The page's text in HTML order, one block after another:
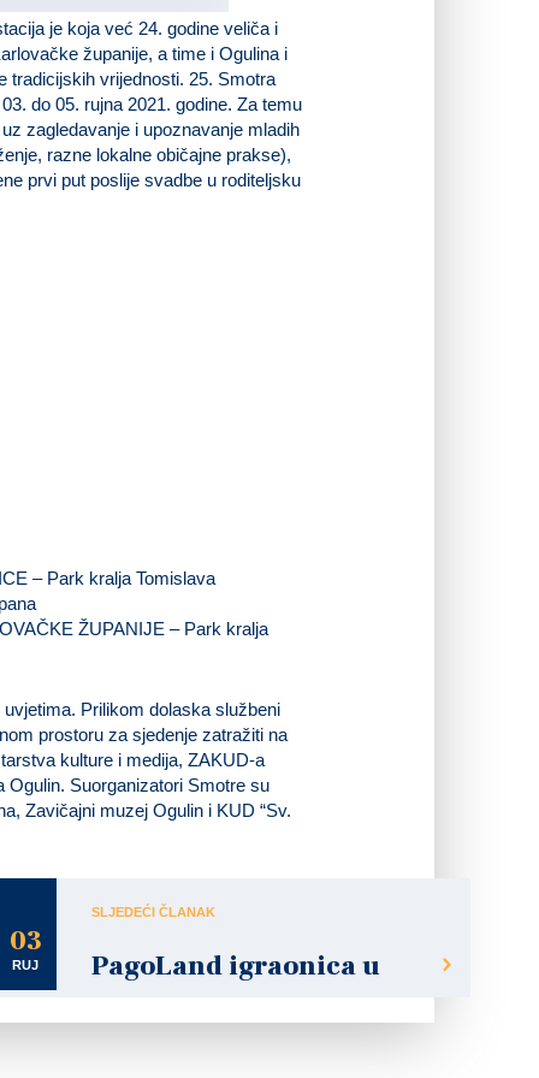
je koja već 24. godine veliča i
županije, a time i Ogulina i
tradicijskih vrijednosti. 25. Smotra
do 05. rujna 2021. godine. Za temu
zagledavanje i upoznavanje mladih
razne lokalne običajne prakse),
prvi put poslije svadbe u roditeljsku
– Park kralja Tomislava
ŽUPANIJE – Park kralja
Prilikom dolaska službeni
prostoru za sjedenje zatražiti na
kulture i medija, ZAKUD-a
Suorganizatori Smotre su
Zavičajni muzej Ogulin i KUD “Sv.
03
RUJ
SLJEDEĆI ČLANAK
PagoLand igraonica u